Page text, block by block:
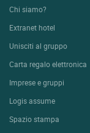
Chi siamo?
Extranet hotel
Unisciti al gruppo
Carta regalo elettronica
Imprese e gruppi
Logis assume
Spazio stampa